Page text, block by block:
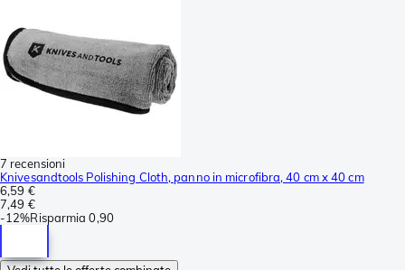
7 recensioni
Knivesandtools Polishing Cloth, panno in microfibra, 40 cm x 40 cm
6,59 €
7,49 €
-12%Risparmia 0,90